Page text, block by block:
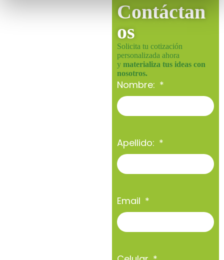
Contáctan
os
Solicita tu cotización
personalizada ahora
y materializa tus ideas con
nosotros.
Nombre:
Apellido:
Email